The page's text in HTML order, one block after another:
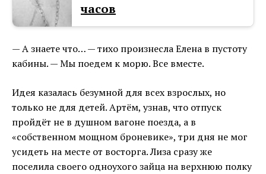
часов
— А знаете что… — тихо произнесла Елена в пустоту
кабины. — Мы поедем к морю. Все вместе.
Идея казалась безумной для всех взрослых, но
только не для детей. Артём, узнав, что отпуск
пройдёт не в душном вагоне поезда, а в
«собственном мощном броневике», три дня не мог
усидеть на месте от восторга. Лиза сразу же
поселила своего одноухого зайца на верхнюю полку